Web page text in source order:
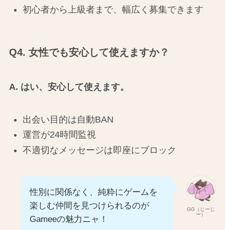
初心者から上級者まで、幅広く募集できます
Q4. 女性でも安心して使えますか？
A. はい、安心して使えます。
出会い目的は自動BAN
運営が24時間監視
不適切なメッセージは即座にブロック
GG（じーじ
ー）
性別に関係なく、純粋にゲームを
楽しむ仲間を見つけられるのが
Gameeの魅力ニャ！